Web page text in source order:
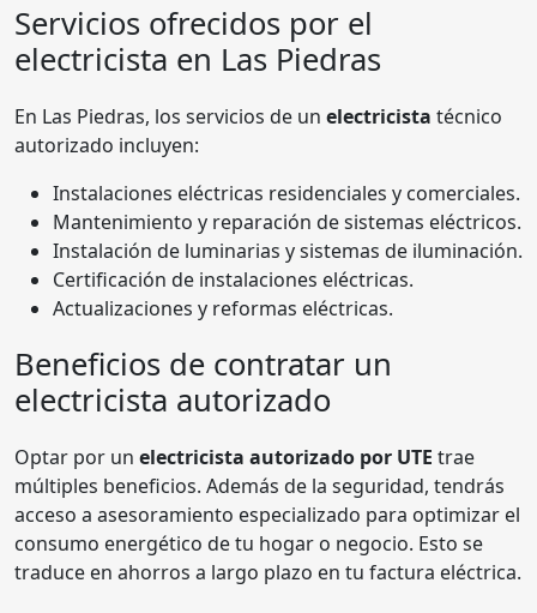
Servicios ofrecidos por el
electricista en Las Piedras
En Las Piedras, los servicios de un electricista técnico
autorizado incluyen:
Instalaciones eléctricas residenciales y comerciales.
Mantenimiento y reparación de sistemas eléctricos.
Instalación de luminarias y sistemas de iluminación.
Certificación de instalaciones eléctricas.
Actualizaciones y reformas eléctricas.
Beneficios de contratar un
electricista autorizado
Optar por un electricista autorizado por UTE trae
múltiples beneficios. Además de la seguridad, tendrás
acceso a asesoramiento especializado para optimizar el
consumo energético de tu hogar o negocio. Esto se
traduce en ahorros a largo plazo en tu factura eléctrica.